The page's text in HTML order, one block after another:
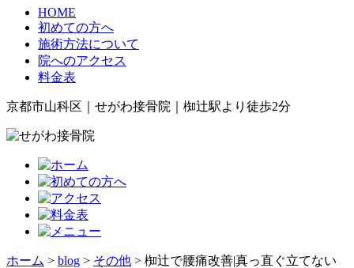
HOME
初めての方へ
施術方法について
院へのアクセス
料金表
京都市山科区｜せがわ接骨院｜椥辻駅より徒歩2分
ホーム > blog > その他 > 椥辻で腰痛改善|真っ直ぐ立てない